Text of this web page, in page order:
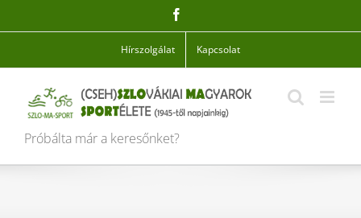
Hírszolgálat Kapcsolat
Próbálta már a keresőnket?